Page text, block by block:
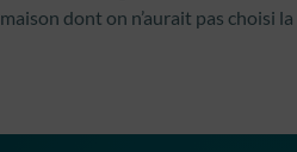
maison dont on n’aurait pas choisi la